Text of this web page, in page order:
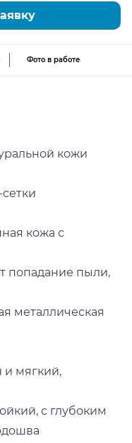
Фото в работе
кожи
кожа с
попадание пыли,
металлическая
и мягкий,
с глубоким